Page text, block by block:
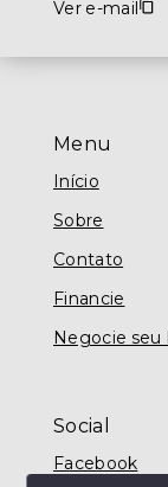
Menu
Início
Sobre
Contato
Financie
Negocie seu
Social
Facebook
Ver e-mail